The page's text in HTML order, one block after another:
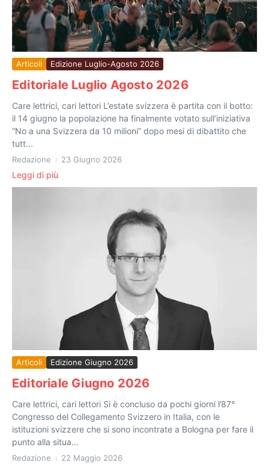
Articoli Edizione Luglio-Agosto 2026
Editoriale Luglio Agosto 2026
Care lettrici, cari lettori L’estate svizzera è partita con il botto:
il 14 giugno la popolazione ha finalmente votato sull’iniziativa
“No a una Svizzera da 10 milioni” dopo mesi di dibattito che
tutt...
Redazione 23 Giugno 2026
Leggi di più
Articoli Edizione Giugno 2026
Editoriale Giugno 2026
Care lettrici, cari lettori Si è concluso da pochi giorni l’87°
Congresso del Collegamento Svizzero in Italia, con le
istituzioni svizzere che si sono incontrate a Bologna per fare il
punto alla situa...
Redazione 22 Maggio 2026